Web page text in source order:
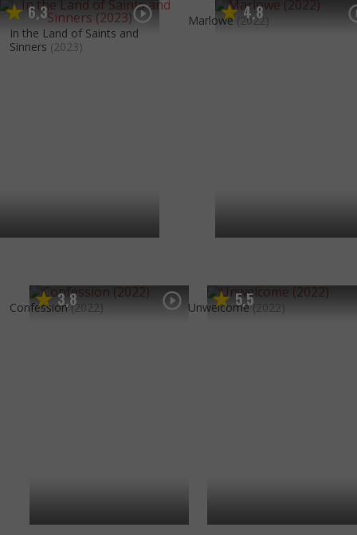
6,3
In the Land of Saints and
Sinners (2023)
4,8
Marlowe (2022)
3,8
Confession (2022) 5,5
Unwelcome (2022)